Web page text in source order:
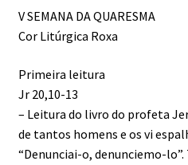
Pedidos de oração, testemunho
V SEMANA DA QUARESMA
Cor Litúrgica Roxa
Primeira leitura
Jr 20,10-13
– Leitura do livro do profeta
de tantos homens e os vi
“Denunciai-o, denunciemo-